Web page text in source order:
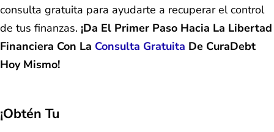
consulta gratuita para ayudarte a recuperar el control
de tus finanzas. ¡Da El Primer Paso Hacia La Libertad
Financiera Con La Consulta Gratuita De CuraDebt
Hoy Mismo!
¡Obtén Tu